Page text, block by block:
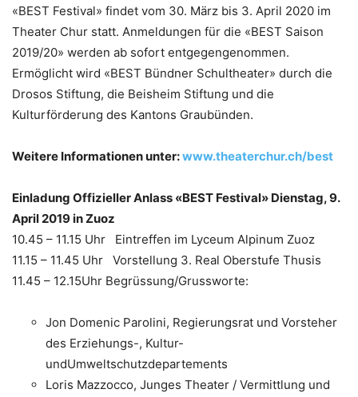
«BEST Festival» findet vom 30. März bis 3. April 2020 im
Theater Chur statt. Anmeldungen für die «BEST Saison
2019/20» werden ab sofort entgegengenommen.
Ermöglicht wird «BEST Bündner Schultheater» durch die
Drosos Stiftung, die Beisheim Stiftung und die
Kulturförderung des Kantons Graubünden.
Weitere Informationen unter:www.theaterchur.ch/best
Einladung Offizieller Anlass «BEST Festival» Dienstag, 9.
April 2019 in Zuoz
10.45 – 11.15 Uhr Eintreffen im Lyceum Alpinum Zuoz
11.15 – 11.45 Uhr Vorstellung 3. Real Oberstufe Thusis
11.45 – 12.15Uhr Begrüssung/Grussworte:
Jon Domenic Parolini, Regierungsrat und Vorsteher
des Erziehungs-, Kultur-
undUmweltschutzdepartements
Loris Mazzocco, Junges Theater / Vermittlung und